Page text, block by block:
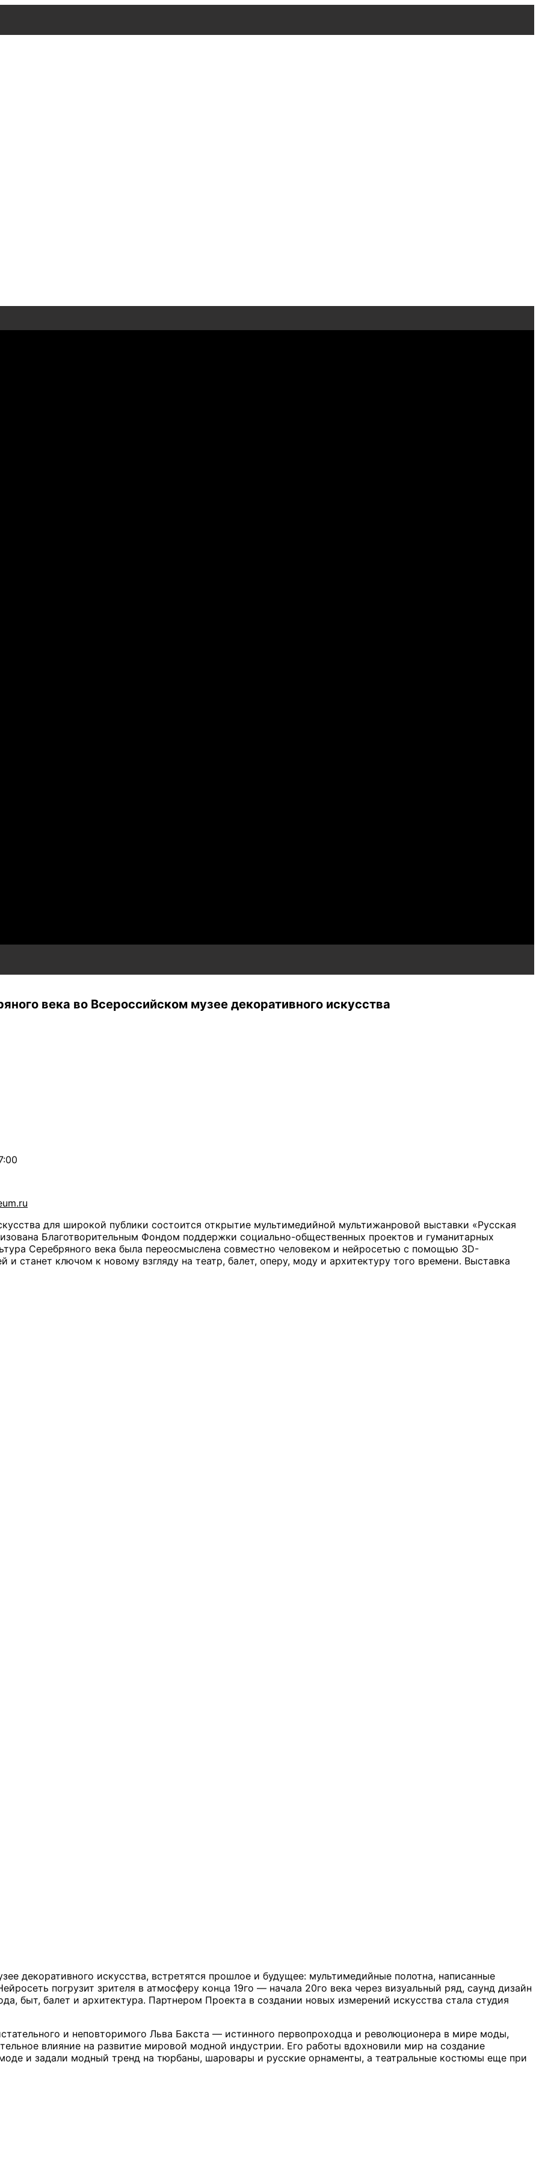
века во Всероссийском музее декоративного искусства
для широкой публики состоится открытие мультимедийной мультижанровой выставки «Русская
Благотворительным Фондом поддержки социально-общественных проектов и гуманитарных
Серебряного века была переосмыслена совместно человеком и нейросетью с помощью 3D-
и станет ключом к новому взгляду на театр, балет, оперу, моду и архитектуру того времени. Выставка
декоративного искусства, встретятся прошлое и будущее: мультимедийные полотна, написанные
погрузит зрителя в атмосферу конца 19го — начала 20го века через визуальный ряд, саунд дизайн
быт, балет и архитектура. Партнером Проекта в создании новых измерений искусства стала студия
и неповторимого Льва Бакста — истинного первопроходца и революционера в мире моды,
влияние на развитие мировой модной индустрии. Его работы вдохновили мир на создание
моде и задали модный тренд на тюрбаны, шаровары и русские орнаменты, а театральные костюмы еще при